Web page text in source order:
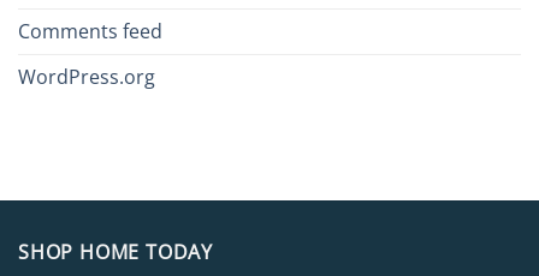
Comments feed
WordPress.org
SHOP HOME TODAY